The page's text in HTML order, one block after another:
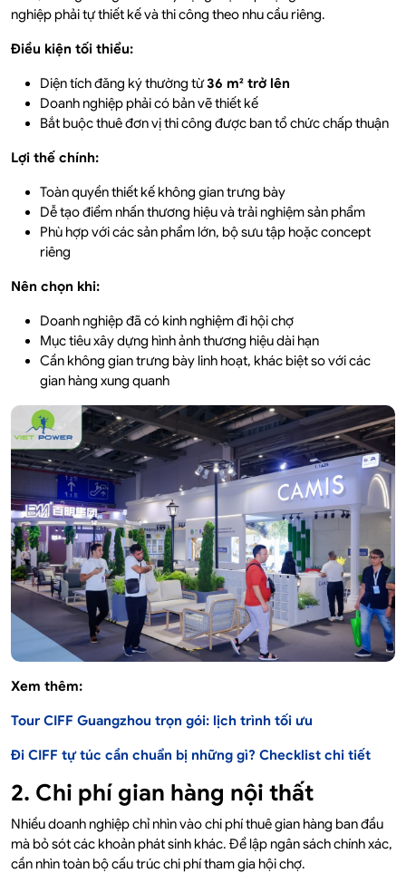
nghiệp phải tự thiết kế và thi công theo nhu cầu riêng.
Điều kiện tối thiểu:
Diện tích đăng ký thường từ36 m² trở lên
Doanh nghiệp phải có bản vẽ thiết kế
Bắt buộc thuê đơn vị thi công được ban tổ chức chấp thuận
Lợi thế chính:
Toàn quyền thiết kế không gian trưng bày
Dễ tạo điểm nhấn thương hiệu và trải nghiệm sản phẩm
Phù hợp với các sản phẩm lớn, bộ sưu tập hoặc concept
riêng
Nên chọn khi:
Doanh nghiệp đã có kinh nghiệm đi hội chợ
Mục tiêu xây dựng hình ảnh thương hiệu dài hạn
Cần không gian trưng bày linh hoạt, khác biệt so với các
gian hàng xung quanh
Xem thêm:
Tour CIFF Guangzhou trọn gói: lịch trình tối ưu
Đi CIFF tự túc cần chuẩn bị những gì? Checklist chi tiết
2. Chi phí gian hàng nội thất
Nhiều doanh nghiệp chỉ nhìn vào chi phí thuê gian hàng ban đầu
mà bỏ sót các khoản phát sinh khác. Để lập ngân sách chính xác,
cần nhìn toàn bộ cấu trúc chi phí tham gia hội chợ.